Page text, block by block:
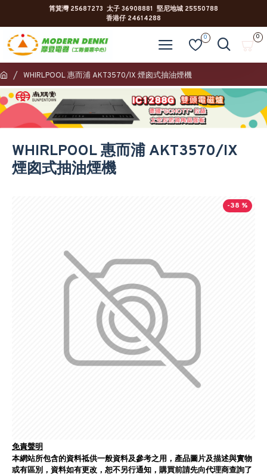
筲箕灣 25687273 太子 36908881 堅尼地城 25550788
香港仔 24614288
0 0
WHIRLPOOL 惠而浦 AKT3570/IX 煙囪式抽油煙機
WHIRLPOOL 惠而浦 AKT3570/IX
煙囪式抽油煙機
-38 %
免責聲明
本網站所包含的資料祗供一般資料及參考之用，產品圖片及描述與實物
或有區別，資料如有更改，恕不另行通知，購買前請先向代理商查詢了